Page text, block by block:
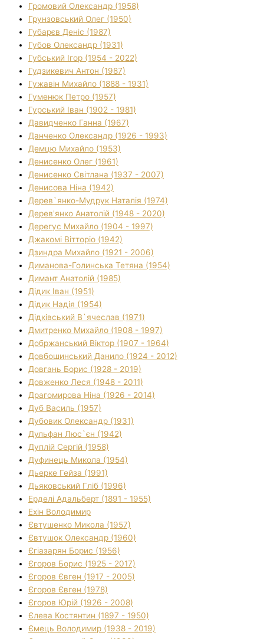
Громовий Олександр (1958)
Грунзовський Олег (1950)
Губарєв Деніс (1987)
Губов Олександр (1931)
Губський Ігор (1954 - 2022)
Гудзикевич Антон (1987)
Гужавін Михайло (1888 - 1931)
Гуменюк Петро (1957)
Гурський Іван (1902 - 1981)
Давидченко Ганна (1967)
Данченко Олександр (1926 - 1993)
Демцю Михайло (1953)
Денисенко Олег (1961)
Денисенко Світлана (1937 - 2007)
Денисова Ніна (1942)
Дерев`янко-Мудрук Наталія (1974)
Дерев'янко Анатолій (1948 - 2020)
Дерегус Михайло (1904 - 1997)
Джакомі Вітторіо (1942)
Дзиндра Михайло (1921 - 2006)
Диманова-Голинська Тетяна (1954)
Димант Анатолій (1985)
Дідик Іван (1951)
Дідик Надія (1954)
Дідківський В`ячеслав (1971)
Дмитренко Михайло (1908 - 1997)
Добржанський Віктор (1907 - 1964)
Довбошинський Данило (1924 - 2012)
Довгань Борис (1928 - 2019)
Довженко Леся (1948 - 2011)
Драгомирова Ніна (1926 - 2014)
Дуб Василь (1957)
Дубовик Олександр (1931)
Дульфан Люс`єн (1942)
Дуплій Сергій (1958)
Дуфинець Микола (1954)
Дьерке Гейза (1991)
Дьяковський Гліб (1996)
Ерделі Адальберт (1891 - 1955)
Ехін Володимир
Євтушенко Микола (1957)
Євтушок Олександр (1960)
Єгіазарян Борис (1956)
Єгоров Борис (1925 - 2017)
Єгоров Євген (1917 - 2005)
Єгоров Євген (1978)
Єгоров Юрій (1926 - 2008)
Єлева Костянтин (1897 - 1950)
Ємець Володимир (1938 - 2019)